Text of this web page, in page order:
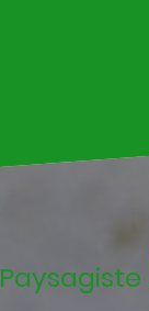
Paysagiste